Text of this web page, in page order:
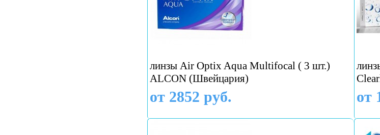
линзы Air Optix Aqua Multifocal ( 3 шт.)
ALCON (Швейцария)
от 2852 руб. от